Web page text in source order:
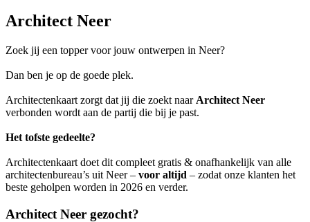
Architect Neer
Zoek jij een topper voor jouw ontwerpen in Neer?
Dan ben je op de goede plek.
Architectenkaart zorgt dat jij die zoekt naar Architect Neer
verbonden wordt aan de partij die bij je past.
Het tofste gedeelte?
Architectenkaart doet dit compleet gratis & onafhankelijk van alle
architectenbureau’s uit Neer – voor altijd – zodat onze klanten het
beste geholpen worden in 2026 en verder.
Architect Neer gezocht?